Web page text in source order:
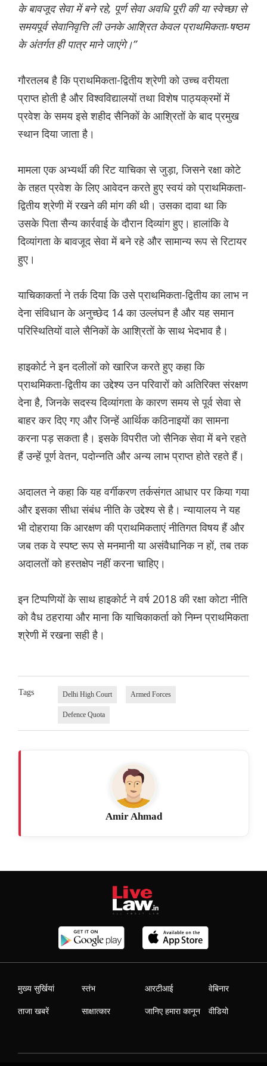
के बावजूद सेवा में बने रहे, पूर्ण सेवा अवधि पूरी की या स्वेच्छा से
समयपूर्व सेवानिवृत्ति ली उनके आश्रित केवल प्राथमिकता-षष्ठम
के अंतर्गत ही पात्र माने जाएंगे।”
गौरतलब है कि प्राथमिकता-द्वितीय श्रेणी को उच्च वरीयता
प्राप्त होती है और विश्वविद्यालयों तथा विशेष पाठ्यक्रमों में
प्रवेश के समय इसे शहीद सैनिकों के आश्रितों के बाद प्रमुख
स्थान दिया जाता है।
मामला एक अभ्यर्थी की रिट याचिका से जुड़ा, जिसने रक्षा कोटे
के तहत प्रवेश के लिए आवेदन करते हुए स्वयं को प्राथमिकता-
द्वितीय श्रेणी में रखने की मांग की थी। उसका दावा था कि
उसके पिता सैन्य कार्रवाई के दौरान दिव्यांग हुए। हालांकि वे
दिव्यांगता के बावजूद सेवा में बने रहे और सामान्य रूप से रिटायर
हुए।
याचिकाकर्ता ने तर्क दिया कि उसे प्राथमिकता-द्वितीय का लाभ न
देना संविधान के अनुच्छेद 14 का उल्लंघन है और यह समान
परिस्थितियों वाले सैनिकों के आश्रितों के साथ भेदभाव है।
हाइकोर्ट ने इन दलीलों को खारिज करते हुए कहा कि
प्राथमिकता-द्वितीय का उद्देश्य उन परिवारों को अतिरिक्त संरक्षण
देना है, जिनके सदस्य दिव्यांगता के कारण समय से पूर्व सेवा से
बाहर कर दिए गए और जिन्हें आर्थिक कठिनाइयों का सामना
करना पड़ सकता है। इसके विपरीत जो सैनिक सेवा में बने रहते
हैं उन्हें पूर्ण वेतन, पदोन्नति और अन्य लाभ प्राप्त होते रहते हैं।
अदालत ने कहा कि यह वर्गीकरण तर्कसंगत आधार पर किया गया
और इसका सीधा संबंध नीति के उद्देश्य से है। न्यायालय ने यह
भी दोहराया कि आरक्षण की प्राथमिकताएं नीतिगत विषय हैं और
जब तक वे स्पष्ट रूप से मनमानी या असंवैधानिक न हों, तब तक
अदालतों को हस्तक्षेप नहीं करना चाहिए।
इन टिप्पणियों के साथ हाइकोर्ट ने वर्ष 2018 की रक्षा कोटा नीति
को वैध ठहराया और माना कि याचिकाकर्ता को निम्न प्राथमिकता
श्रेणी में रखना सही है।
Tags Delhi High Court Armed Forces
Defence Quota
Amir Ahmad
मुख्य सुर्खियां
ताजा खबरें
स्तंभ
साक्षात्कार
आरटीआई
जानिए हमारा कानून
वेबिनार
वीडियो